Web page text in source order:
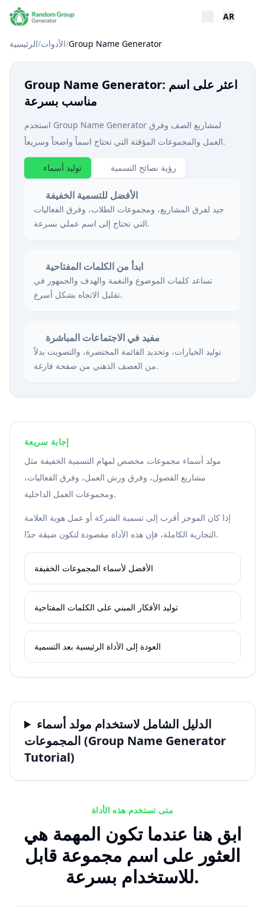
AR
الرئيسية/الأدوات/Group Name Generator
Group Name Generator: اعثر على اسم
مناسب بسرعة
استخدم Group Name Generator لمشاريع الصف وفرق
العمل والمجموعات المؤقتة التي تحتاج اسماً واضحاً وسريعاً.
توليد أسماء رؤية نصائح التسمية
الأفضل للتسمية الخفيفة
جيد لفرق المشاريع، ومجموعات الطلاب، وفرق الفعاليات
التي تحتاج إلى اسم عملي بسرعة.
ابدأ من الكلمات المفتاحية
تساعد كلمات الموضوع والنغمة والهدف والجمهور في
تقليل الاتجاه بشكل أسرع.
مفيد في الاجتماعات المباشرة
توليد الخيارات، وتحديد القائمة المختصرة، والتصويت بدلاً
من العصف الذهني من صفحة فارغة.
إجابة سريعة
مولد أسماء مجموعات مخصص لمهام التسمية الخفيفة مثل
مشاريع الفصول، وفرق ورش العمل، وفرق الفعاليات،
ومجموعات العمل الداخلية.
إذا كان الموجز أقرب إلى تسمية الشركة أو عمل هوية العلامة
التجارية الكاملة، فإن هذه الأداة مقصودة لتكون ضيقة جدًا.
الأفضل لأسماء المجموعات الخفيفة
توليد الأفكار المبني على الكلمات المفتاحية
العودة إلى الأداة الرئيسية بعد التسمية
الدليل الشامل لاستخدام مولد أسماء
المجموعات (Group Name Generator
Tutorial)
متى تستخدم هذه الأداة
ابق هنا عندما تكون المهمة هي
العثور على اسم مجموعة قابل
للاستخدام بسرعة.